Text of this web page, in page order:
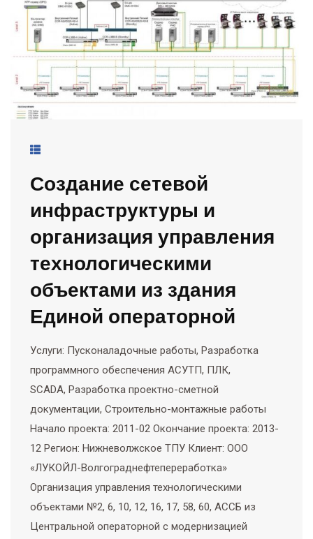
Создание сетевой
инфраструктуры и
организация управления
технологическими
объектами из здания
Единой операторной
Услуги: Пусконаладочные работы, Разработка
программного обеспечения АСУТП, ПЛК,
SCADA, Разработка проектно-сметной
документации, Строительно-монтажные работы
Начало проекта: 2011-02 Окончание проекта: 2013-
12 Регион: Нижневолжское ТПУ Клиент: ООО
«ЛУКОЙЛ-Волгограднефтепереработка»
Организация управления технологическими
объектами №2, 6, 10, 12, 16, 17, 58, 60, АССБ из
Центральной операторной с модернизацией